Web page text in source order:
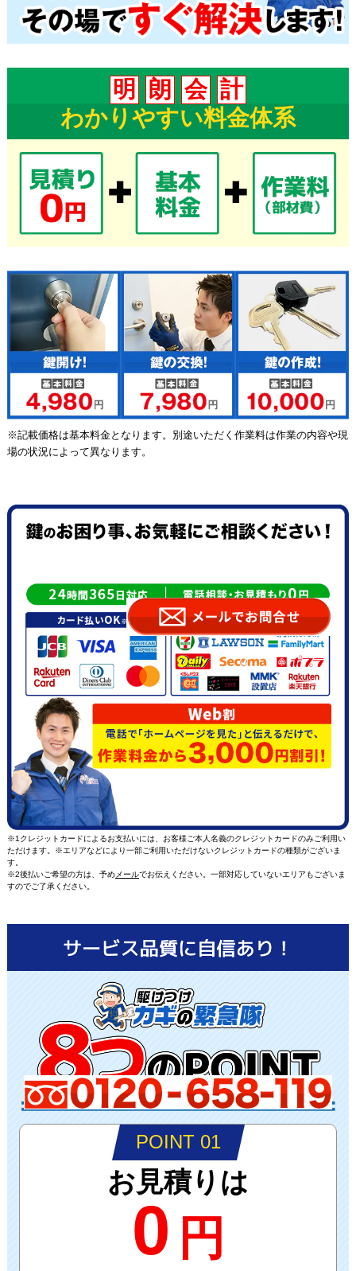
明 朗 会 計
わかりやすい料金体系
※記載価格は基本料金となります。別途いただく作業料は作業の内容や現
場の状況によって異なります。
※1クレジットカードによるお支払いには、お客様ご本人名義のクレジットカードのみご利用い
ただけます。※エリアなどにより一部ご利用いただけないクレジットカードの種類がございま
す。
※2後払いご希望の方は、予めメールでお伝えください。一部対応していないエリアもございま
すのでご了承ください。
POINT 01
お見積りは
0 円